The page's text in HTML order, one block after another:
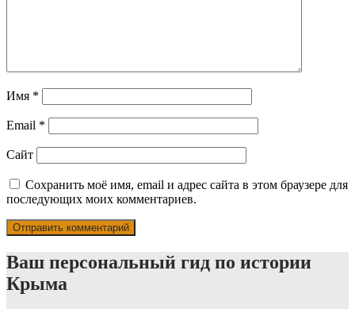
Имя *
Email *
Сайт
Сохранить моё имя, email и адрес сайта в этом браузере для
последующих моих комментариев.
Ваш персональный гид по истории
Крыма